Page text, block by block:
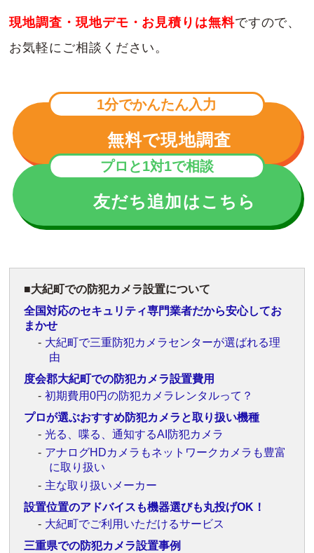
現地調査・現地デモ・お見積りは無料ですので、
お気軽にご相談ください。
1分でかんたん入力
無料で現地調査
プロと1対1で相談
友だち追加はこちら
大紀町での防犯カメラ設置について
全国対応のセキュリティ専門業者だから安心してお
まかせ
大紀町で三重防犯カメラセンターが選ばれる理
由
度会郡大紀町での防犯カメラ設置費用
初期費用0円の防犯カメラレンタルって？
プロが選ぶおすすめ防犯カメラと取り扱い機種
光る、喋る、通知するAI防犯カメラ
アナログHDカメラもネットワークカメラも豊富
に取り扱い
主な取り扱いメーカー
設置位置のアドバイスも機器選びも丸投げOK！
大紀町でご利用いただけるサービス
三重県での防犯カメラ設置事例